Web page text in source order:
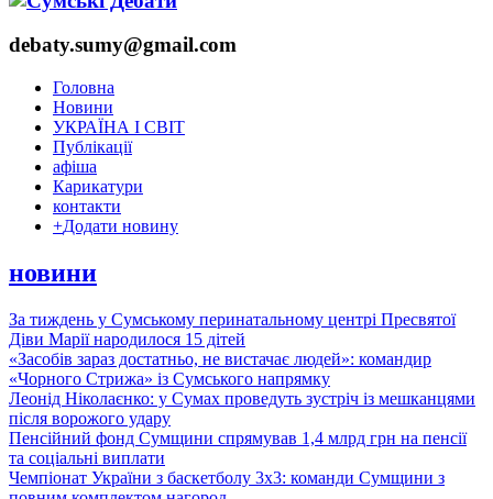
debaty.sumy@gmail.com
Головна
Новини
УКРАЇНА І СВІТ
Публікації
афіша
Карикатури
контакти
+Додати новину
новини
За тиждень у Сумському перинатальному центрі Пресвятої
Діви Марії народилося 15 дітей
«Засобів зараз достатньо, не вистачає людей»: командир
«Чорного Стрижа» із Сумського напрямку
Леонід Ніколаєнко: у Сумах проведуть зустріч із мешканцями
після ворожого удару
Пенсійний фонд Сумщини спрямував 1,4 млрд грн на пенсії
та соціальні виплати
Чемпіонат України з баскетболу 3х3: команди Сумщини з